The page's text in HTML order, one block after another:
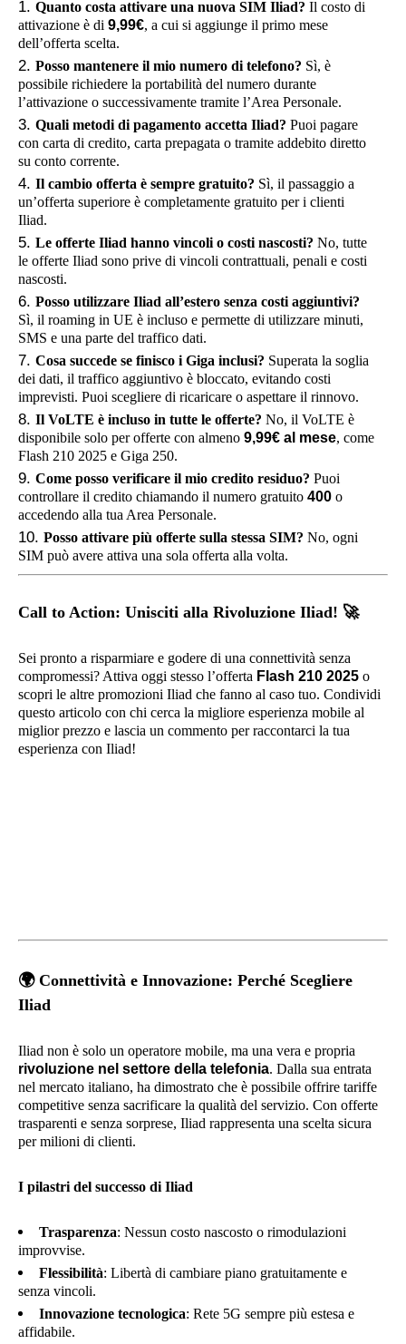
Quanto costa attivare una nuova SIM Iliad? Il costo di
attivazione è di 9,99€, a cui si aggiunge il primo mese
dell’offerta scelta.
Posso mantenere il mio numero di telefono? Sì, è
possibile richiedere la portabilità del numero durante
l’attivazione o successivamente tramite l’Area Personale.
Quali metodi di pagamento accetta Iliad? Puoi pagare
con carta di credito, carta prepagata o tramite addebito diretto
su conto corrente.
Il cambio offerta è sempre gratuito? Sì, il passaggio a
un’offerta superiore è completamente gratuito per i clienti
Iliad.
Le offerte Iliad hanno vincoli o costi nascosti? No, tutte
le offerte Iliad sono prive di vincoli contrattuali, penali e costi
nascosti.
Posso utilizzare Iliad all’estero senza costi aggiuntivi?
Sì, il roaming in UE è incluso e permette di utilizzare minuti,
SMS e una parte del traffico dati.
Cosa succede se finisco i Giga inclusi? Superata la soglia
dei dati, il traffico aggiuntivo è bloccato, evitando costi
imprevisti. Puoi scegliere di ricaricare o aspettare il rinnovo.
Il VoLTE è incluso in tutte le offerte? No, il VoLTE è
disponibile solo per offerte con almeno 9,99€ al mese, come
Flash 210 2025 e Giga 250.
Come posso verificare il mio credito residuo? Puoi
controllare il credito chiamando il numero gratuito 400 o
accedendo alla tua Area Personale.
Posso attivare più offerte sulla stessa SIM? No, ogni
SIM può avere attiva una sola offerta alla volta.
Call to Action: Unisciti alla Rivoluzione Iliad! 🚀
Sei pronto a risparmiare e godere di una connettività senza
compromessi? Attiva oggi stesso l’offerta Flash 210 2025 o
scopri le altre promozioni Iliad che fanno al caso tuo. Condividi
questo articolo con chi cerca la migliore esperienza mobile al
miglior prezzo e lascia un commento per raccontarci la tua
esperienza con Iliad!
🌍Connettività e Innovazione: Perché Scegliere
Iliad
Iliad non è solo un operatore mobile, ma una vera e propria
rivoluzione nel settore della telefonia. Dalla sua entrata
nel mercato italiano, ha dimostrato che è possibile offrire tariffe
competitive senza sacrificare la qualità del servizio. Con offerte
trasparenti e senza sorprese, Iliad rappresenta una scelta sicura
per milioni di clienti.
I pilastri del successo di Iliad
Trasparenza: Nessun costo nascosto o rimodulazioni
improvvise.
Flessibilità: Libertà di cambiare piano gratuitamente e
senza vincoli.
Innovazione tecnologica: Rete 5G sempre più estesa e
affidabile.